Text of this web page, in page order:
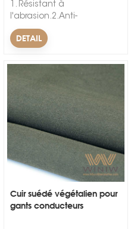
déchirure, résistance à la
1. Résistant à
l'abrasion.2.Anti-
DETAIL
Cuir suédé végétalien pour
gants conducteurs